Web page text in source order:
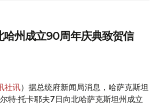
哈州成立90周年庆典致贺信
社讯）据总统府新闻局消息，哈萨克斯坦
特·托卡耶夫7日向北哈萨克斯坦州成立